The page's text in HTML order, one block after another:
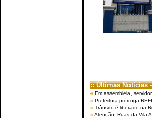
:: Últimas Notícias
Em assembleia,
Prefeitura prorroga
Trânsito é liberado na
Atenção: Ruas da Vila